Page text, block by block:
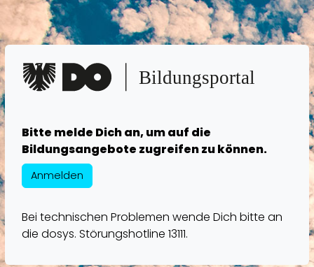
Zuklappen
Loading
Loading
Loading
Loading
Loading
Loading
Bitte melde Dich an, um auf die
Bildungsangebote zugreifen zu können.
Anmelden
Bei technischen Problemen wende Dich bitte an
die dosys. Störungshotline 13111.